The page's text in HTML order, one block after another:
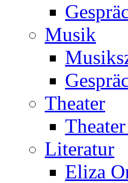
Musik
Theater
Literatur
Eliza